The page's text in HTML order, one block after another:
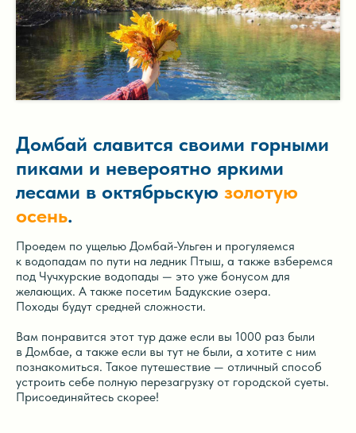
Домбай славится своими горными
пиками и невероятно яркими
лесами в октябрьскую золотую
осень.
Проедем по ущелью Домбай-Ульген и прогуляемся
к водопадам по пути на ледник Птыш, а также взберемся
под Чучхурские водопады — это уже бонусом для
желающих. А также посетим Бадукские озера.
Походы будут средней сложности.
Вам понравится этот тур даже если вы 1000 раз были
в Домбае, а также если вы тут не были, а хотите с ним
познакомиться. Такое путешествие — отличный способ
устроить себе полную перезагрузку от городской суеты.
Присоединяйтесь скорее!